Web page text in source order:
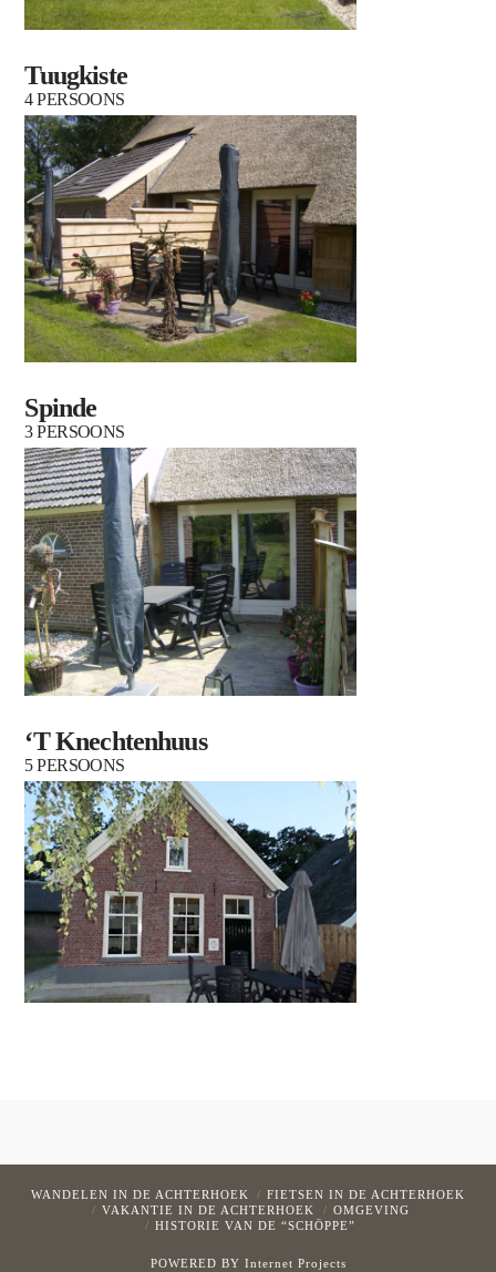
Tuugkiste
4 PERSOONS
Spinde
3 PERSOONS
‘T Knechtenhuus
5 PERSOONS
WANDELEN IN DE ACHTERHOEK
FIETSEN IN DE ACHTERHOEK
VAKANTIE IN DE ACHTERHOEK
OMGEVING
HISTORIE VAN DE “SCHÖPPE”
POWERED BY Internet Projects